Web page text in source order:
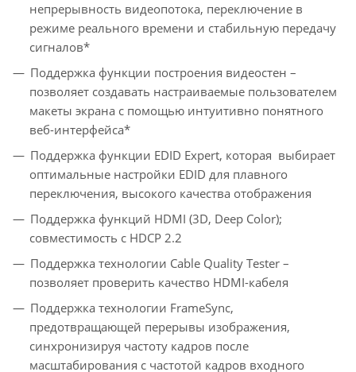
непрерывность видеопотока, переключение в
режиме реального времени и стабильную передачу
сигналов*
Поддержка функции построения видеостен –
позволяет создавать настраиваемые пользователем
макеты экрана с помощью интуитивно понятного
веб-интерфейса*
Поддержка функции EDID Expert, которая выбирает
оптимальные настройки EDID для плавного
переключения, высокого качества отображения
Поддержка функций HDMI (3D, Deep Color);
совместимость с HDCP 2.2
Поддержка технологии Cable Quality Tester –
позволяет проверить качество HDMI-кабеля
Поддержка технологии FrameSync,
предотвращающей перерывы изображения,
синхронизируя частоту кадров после
масштабирования с частотой кадров входного